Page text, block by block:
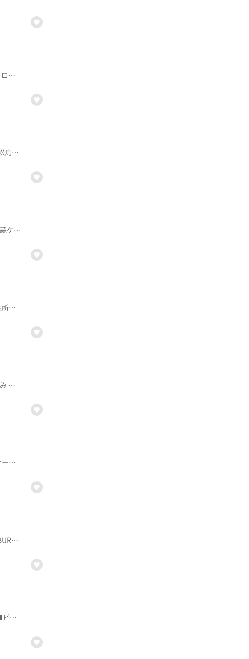
☆topo定額見放題会員限定特典：セットドリンクサービス (2025年10月末まで)■カフェ･ド･ローズ【住所】宮城県名取市植松入生218-1 【電話番号】022-796-7552【営業時間】10:00~18:00【定休日】不定休♪フラワー 大橋トリオ※特典をご利用の際は、topoにログインをしてトップ画面をご注文の前にお店の方にお見せください。（トップ画面上部、ユーザ名と一緒に表示されている「定額見放題会員」を提示）※紹介した店舗情報は変更している場合があります。※紹介した商品は取り扱いが終了している場合があります。番組HP（https://www.khb-tv.co.jp/topogurume/）
☆topo定額見放題会員限定特典：お会計から5％引き■107kitchen紗乃音【住所】宮城県東松島市野蒜ケ丘3-20-2 野蒜ケ丘サスティナブルコモンズ【電話番号】050-8884-9810【営業時間】平日11:00~19:00 土日祝10:00~19:00【定休日】火曜♪アイネクライネ 米津玄師※特典をご利用の際は、topoにログインをしてトップ画面をご注文の前にお店の方にお見せください。（トップ画面上部、ユーザ名と一緒に表示されている「定額見放題会員」を提示）※紹介した店舗情報は変更している場合があります。※紹介した商品は取り扱いが終了している場合があります。番組HP（https://www.khb-tv.co.jp/topogurume/）
☆topo定額見放題会員限定特典：ダブルを50円引き■H＆H Labo【住所】宮城県東松島市野蒜ケ丘3-20-2 野蒜ケ丘サスティナブルコモンズ【電話番号】080-3334-7744【営業時間】平日11:00~16:00 土日10:00~17:00【定休日】月･火曜♪揺れる想い ＺＡＲＤ※特典をご利用の際は、topoにログインをしてトップ画面をご注文の前にお店の方にお見せください。（トップ画面上部、ユーザ名と一緒に表示されている「定額見放題会員」を提示）※紹介した店舗情報は変更している場合があります。※紹介した商品は取り扱いが終了している場合があります。番組HP（https://www.khb-tv.co.jp/topogurume/）
☆topo定額見放題会員限定特典：商品3つ以上お買い上げで50円引き■米粉のおやつ366【住所】宮城県東松島市大曲堰の内南65-21【電話番号】070-1147-5950【営業時間】10:00~16:00 (土曜 15:00まで)【定休日】日･月･火･祝日♪夜に駆ける ＹＯＡＳＯＢＩ※特典をご利用の際は、topoにログインをしてトップ画面をご注文の前にお店の方にお見せください。（トップ画面上部、ユーザ名と一緒に表示されている「定額見放題会員」を提示）※紹介した店舗情報は変更している場合があります。※紹介した商品は取り扱いが終了している場合があります。番組HP（https://www.khb-tv.co.jp/topogurume/）
☆topo定額見放題会員限定特典：おにぎり2つ以上お買い上げでみそ汁1つ■太陽と大地の恵み らいすぼーる!【住所】宮城県東松島市矢本大溜229-5【電話番号】090-4166-7433【営業時間】11:00~14:00【定休日】土･日･祝日♪青と夏 Ｍｒｓ.ＧＲＥＥＮ ＡＰＰＬＥ※特典をご利用の際は、topoにログインをしてトップ画面をご注文の前にお店の方にお見せください。（トップ画面上部、ユーザ名と一緒に表示されている「定額見放題会員」を提示）※紹介した店舗情報は変更している場合があります。※紹介した商品は取り扱いが終了している場合があります。番組HP（https://www.khb-tv.co.jp/topogurume/）
☆topo定額見放題会員限定特典：飲み放題 (カラオケ付き) 2時間3,000円→3時間3,000円にサービス■隠れ家Sugar【住所】仙台市青葉区国分町2-6-9 山路三号館3階【電話番号】022-397-7632【営業時間】20:00~6:00【定休日】不定休♪ＪＯＩＮＴ ＲＩＰ ＳＬＹＭＥ※特典をご利用の際は、topoにログインをしてトップ画面をご注文の前にお店の方にお見せください。（トップ画面上部、ユーザ名と一緒に表示されている「定額見放題会員」を提示）※紹介した店舗情報は変更している場合があります。※紹介した商品は取り扱いが終了している場合があります。番組HP（https://www.khb-tv.co.jp/topogurume/）
☆topo定額見放題会員限定特典：ディナータイムの来店でおつまみ1品サービス■BOMBER BURGER(ボンバーバーガー)【住所】仙台市青葉区中央2-5-10 桜井薬局ビル地下1階【電話番号】090-5835-8725【営業時間】月~金 11:30~15:00/17:00~22:00 土日祝11:30~22:00 ※ラストオーダーは30分前【定休日】水曜(臨時休業あり)♪ＳＵＰＥＲＮＯＶＡ ＥＬＬＥＧＡＲＤＥＮ※特典をご利用の際は、topoにログインをしてトップ画面をご注文の前にお店の方にお見せください。（トップ画面上部、ユーザ名と一緒に表示されている「定額見放題会員」を提示）※紹介した店舗情報は変更している場合があります。※紹介した商品は取り扱いが終了している場合があります。番組HP（https://www.khb-tv.co.jp/topogurume/）
☆topo定額見放題会員限定特典：フードメニュー注文でおすすめのウイスキー1杯サービス■ビストロバル トルネコ【住所】宮城県仙台市青葉区二日町14-11 二日町ABビル1階【電話番号】022-200-2446【営業時間】日･月~木 17:00~24:00 金･土 17:00~26:00 ※ラストオーダーは1時間前【定休日】なし♪ＦＵＮＮＹ ＢＵＮＮＹ ｔｈｅ ｐｉｌｌｏｗｓ※特典をご利用の際は、topoにログインをしてトップ画面をご注文の前にお店の方にお見せください。（トップ画面上部、ユーザ名と一緒に表示されている「定額見放題会員」を提示）※紹介した店舗情報は変更している場合があります。※紹介した商品は取り扱いが終了している場合があります。番組HP（https://www.khb-tv.co.jp/topogurume/）